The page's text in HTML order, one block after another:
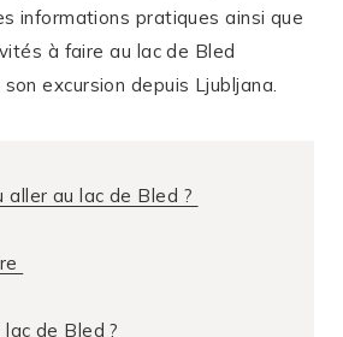
informations pratiques ainsi que
à faire au lac de Bled
excursion depuis Ljubljana.
aller au lac de Bled ?
de Bled ?